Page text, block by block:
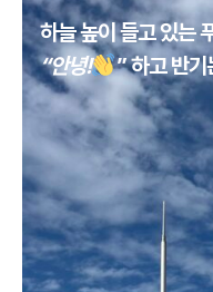
하늘 높이 들고 있는
“안녕!
” 하고 반기